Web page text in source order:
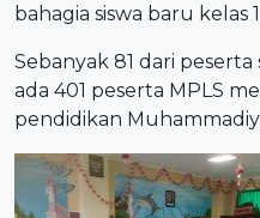
bahagia siswa baru kelas
Sebanyak 81 dari
ada 401 peserta MPLS
pendidikan